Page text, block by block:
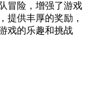
冒险，增强了游戏
提供丰厚的奖励，
戏的乐趣和挑战